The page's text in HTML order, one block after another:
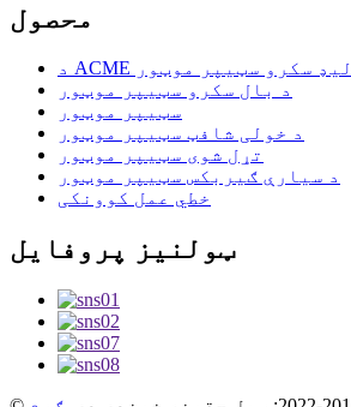
محصول
د ACME لیډ سکرو سټیپر موټور
د بال سکرو سټیپر موټور
سټیپر موټور
د خولی شافټ سټیپر موټور
تړل شوی سټیپر موټور
د سیارې ګیربکس سټیپر موټور
خطي عمل کوونکی
ټولنیز پروفایل